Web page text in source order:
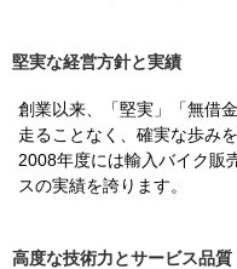
堅実な経営方針と実績
創業以来、「堅実」「無借
走ることなく、確実な歩み
2008年度には輸入バイク販
スの実績を誇ります。
高度な技術力とサービス品質